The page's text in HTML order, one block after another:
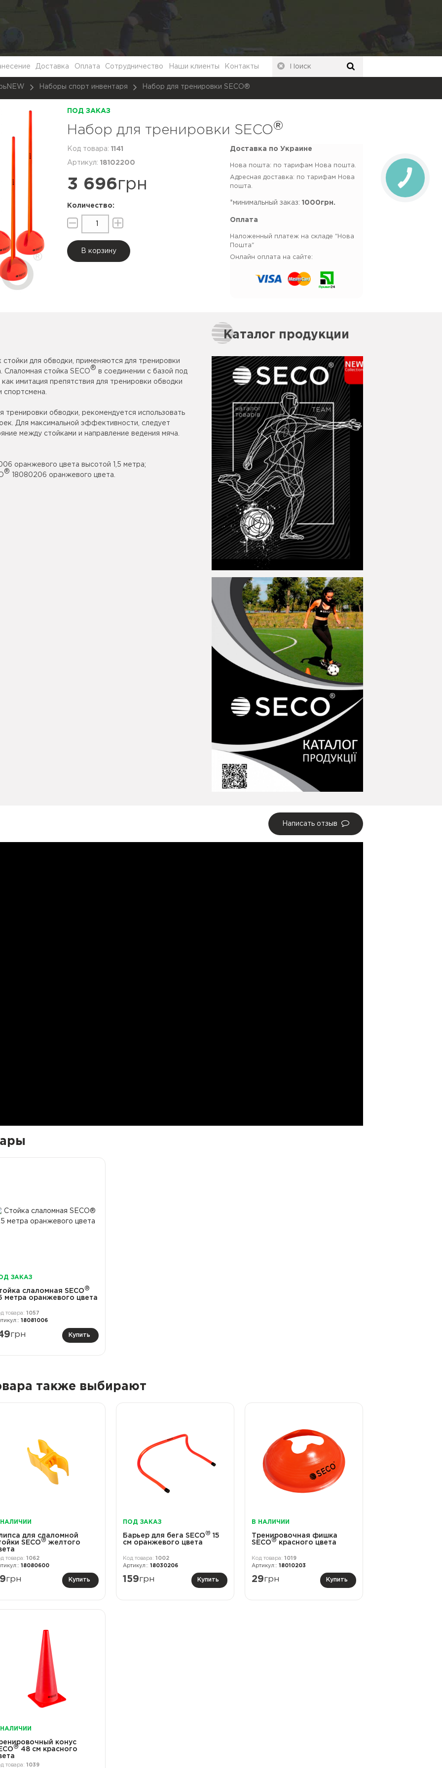
Доставка Оплата Сотрудничество Наши клиенты Контакты
Наборы спорт инвентаря Набор для тренировки SECO®
ПОД ЗАКАЗ
Набор для тренировки SECO®
1141
18102200
3 696грн
В корзину
Доставка по Украине
Нова пошта: по тарифам Нова пошта.
Адресная доставка: по тарифам Нова
пошта.
*минимальный заказ: 1000грн.
Оплата
Наложенный платеж на складе "Нова
Пошта"
Онлайн оплата на сайте:
для обводки, применяются для тренировки
Слаломная стойка SECO
®
в соединении с базой под
как имитация препятствия для тренировки обводки
тренировки обводки, рекомендуется использовать
Для максимальной эффективности, следует
между стойками и направление ведения мяча.
оранжевого цвета высотой 1,5 метра;
®
18080206 оранжевого цвета.
Каталог продукции
Написать отзыв
ЗАКАЗ
слаломная SECO®
метра оранжевого цвета
1057
18081006
грн Купить
также выбирают
НАЛИЧИИ
для слаломной
SECO® желтого
1062
18080600
грн Купить
ПОД ЗАКАЗ
Барьер для бега SECO® 15
см оранжевого цвета
1002
18030206
159грн Купить
В НАЛИЧИИ
Тренировочная фишка
SECO® красного цвета
1019
18010203
29грн Купить
НАЛИЧИИ
конус
® 48 см красного
1039